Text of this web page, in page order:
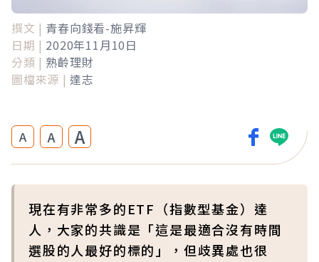
撰文 | 青春向錢看-施昇輝
日期 | 2020年11月10日
分類 | 熟齡理財
圖檔來源 | 達志
A A A
現在有非常多的ETF（指數型基金）達
人，大家的共識是「這是最適合沒有時間
選股的人最好的標的」，但歧異處也很